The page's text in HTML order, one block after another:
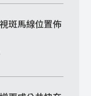
斑馬線位置佈